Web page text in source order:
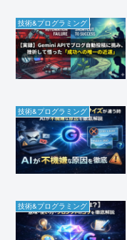
技術&プログラミング
技術&プログラミング
技術&プログラミング